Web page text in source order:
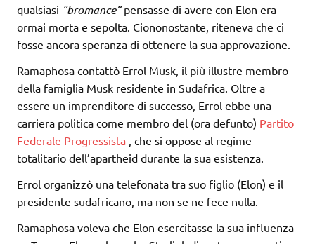
qualsiasi “bromance”pensasse di avere con Elon era
ormai morta e sepolta. Ciononostante, riteneva che ci
fosse ancora speranza di ottenere la sua approvazione.
Ramaphosa contattò Errol Musk, il più illustre membro
della famiglia Musk residente in Sudafrica. Oltre a
essere un imprenditore di successo, Errol ebbe una
carriera politica come membro del (ora defunto) Partito
Federale Progressista , che si oppose al regime
totalitario dell’apartheid durante la sua esistenza.
Errol organizzò una telefonata tra suo figlio (Elon) e il
presidente sudafricano, ma non se ne fece nulla.
Ramaphosa voleva che Elon esercitasse la sua influenza